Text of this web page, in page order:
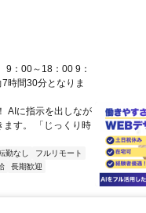
9：00～18：00 9：
時間30分となりま
AIに指示を出しなが
ます。 「じっくり時
勤なし
フルリモート
長期歓迎